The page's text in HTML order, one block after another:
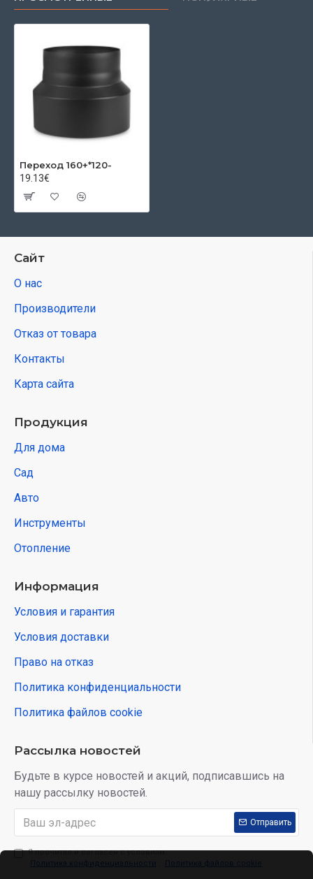
Переход 160+*120-
19.13€
Сайт
О нас
Производители
Отказ от товара
Контакты
Карта сайта
Продукция
Для дома
Сад
Авто
Инструменты
Отопление
Информация
Условия и гарантия
Условия доставки
Право на отказ
Политика конфиденциальности
Политика файлов cookie
Рассылка новостей
Будьте в курсе новостей и акций, подписавшись на
нашу рассылку новостей.
Отправить
Я прочитал и согласен с условиям:
Политика конфиденциальности
Политика файлов cookie